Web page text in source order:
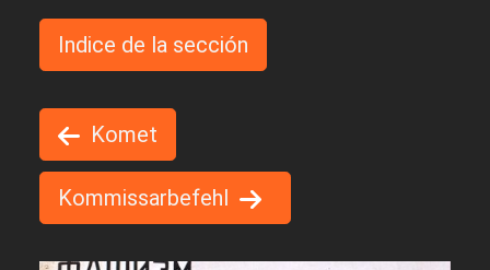
Indice de la sección
Komet
Kommissarbefehl